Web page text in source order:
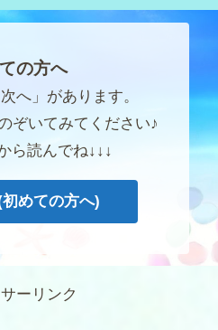
の方へ
へ」があります。
ぞいてみてください♪
ら読んでね↓↓↓
めての方へ)
ーリンク